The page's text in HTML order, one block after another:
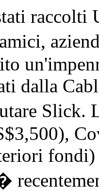
raccolti
dalla
Slick.